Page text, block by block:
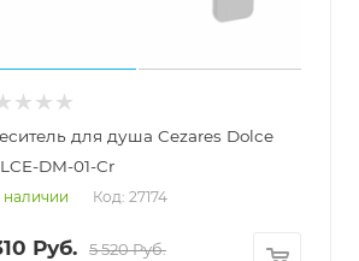
для душа Cezares Dolce
DM-01-Cr
наличии Код: 27174
Руб. 5 520Руб.